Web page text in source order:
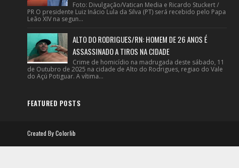
Foto: Divulgação/Vatican Media e Ricardo Stuckert /
PR O presidente Luiz Inácio Lula da Silva (PT) será recebido pelo Papa
Leão XIV na segun...
ALTO DO RODRIGUES/RN: HOMEM DE 26 ANOS É
ASSASSINADO A TIROS NA CIDADE
Crime de homicídio na madrugada deste sábado, 11
de Outubro de 2025 na cidade de Alto do Rodrigues, regiao do Vale
do Açú Potiguar. A vítima...
FEATURED POSTS
Created ByColorlib